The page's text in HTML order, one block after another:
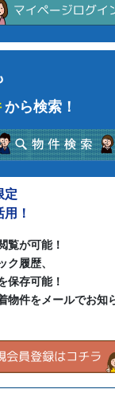
から検索！
定
！
覧が可能！
ク履歴、
保存可能！
物件をメールでお知